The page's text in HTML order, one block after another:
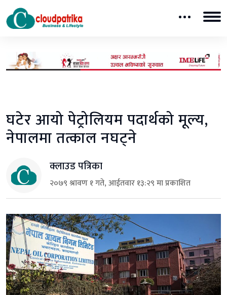
घटेर आयो पेट्रोलियम पदार्थको मूल्य,
नेपालमा तत्काल नघट्ने
क्लाउड पत्रिका
२०७९ श्रावण १ गते, आईतवार १३:२९ मा प्रकाशित